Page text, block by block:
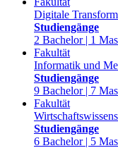
Digitale
Studiengänge
2 Bachelor | 1
Fakultät
Informatik und
Studiengänge
9 Bachelor | 7
Fakultät
Studiengänge
6 Bachelor | 5